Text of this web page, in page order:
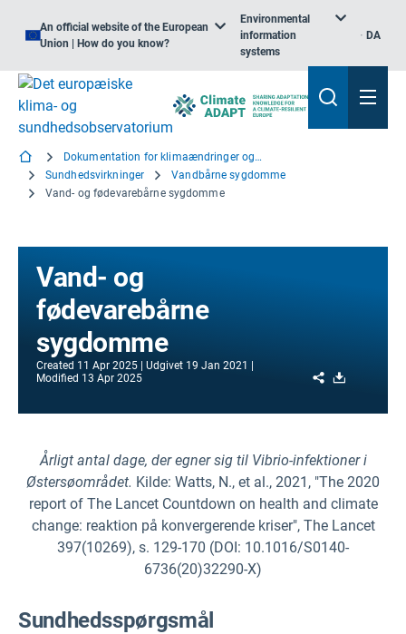
An official website of the European
Union | How do you know?
Environmental
information
systems
DA
Dokumentation for klimaændringer og sundhed
Sundhedsvirkninger
Vandbårne sygdomme
Vand- og fødevarebårne sygdomme
Vand- og
fødevarebårne
sygdomme
Created 11 Apr 2025 Udgivet 19 Jan 2021
Modified 13 Apr 2025 Share
Årligt antal dage, der egner sig til Vibrio-infektioner i
Østersøområdet. Kilde: Watts, N., et al., 2021, "The 2020
report of The Lancet Countdown on health and climate
change: reaktion på konvergerende kriser", The Lancet
397(10269), s. 129-170 (DOI: 10.1016/S0140-
6736(20)32290-X)
Sundhedsspørgsmål